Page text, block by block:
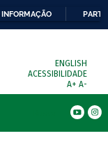
ENGLISH
ACESSIBILIDADE
A+ A-